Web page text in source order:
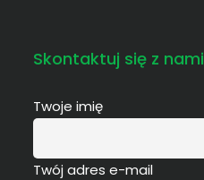
Skontaktuj się z nami
Twoje imię
Twój adres e-mail